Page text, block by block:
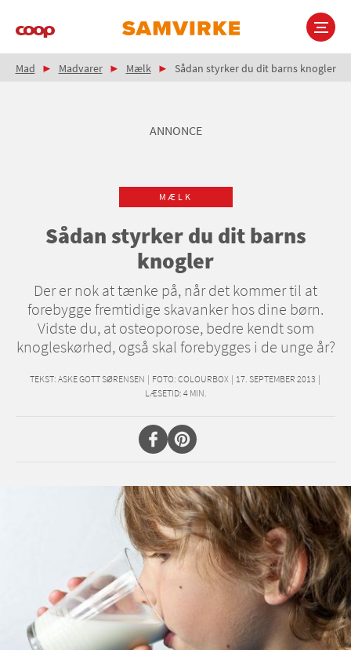
Main
Brødkrumme
Mad Madvarer Mælk Sådan styrker du dit barns knogler
ANNONCE
MÆLK
Sådan styrker du dit barns
knogler
Der er nok at tænke på, når det kommer til at
forebygge fremtidige skavanker hos dine børn.
Vidste du, at osteoporose, bedre kendt som
knogleskørhed, også skal forebygges i de unge år?
TEKST: ASKE GOTT SØRENSEN | FOTO: COLOURBOX | 17. SEPTEMBER 2013 |
LÆSETID: 4 MIN.